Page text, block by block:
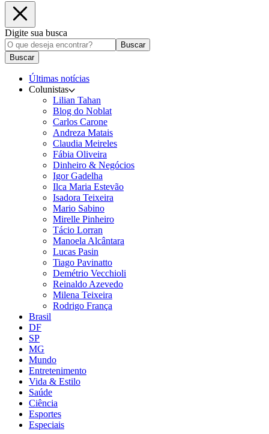
Digite sua busca
Buscar
Buscar
Últimas notícias
Colunistas
Lilian Tahan
Blog do Noblat
Carlos Carone
Andreza Matais
Claudia Meireles
Fábia Oliveira
Dinheiro & Negócios
Igor Gadelha
Ilca Maria Estevão
Isadora Teixeira
Mario Sabino
Mirelle Pinheiro
Tácio Lorran
Manoela Alcântara
Lucas Pasin
Tiago Pavinatto
Demétrio Vecchioli
Reinaldo Azevedo
Milena Teixeira
Rodrigo França
Brasil
DF
SP
MG
Mundo
Entretenimento
Vida & Estilo
Saúde
Ciência
Esportes
Especiais